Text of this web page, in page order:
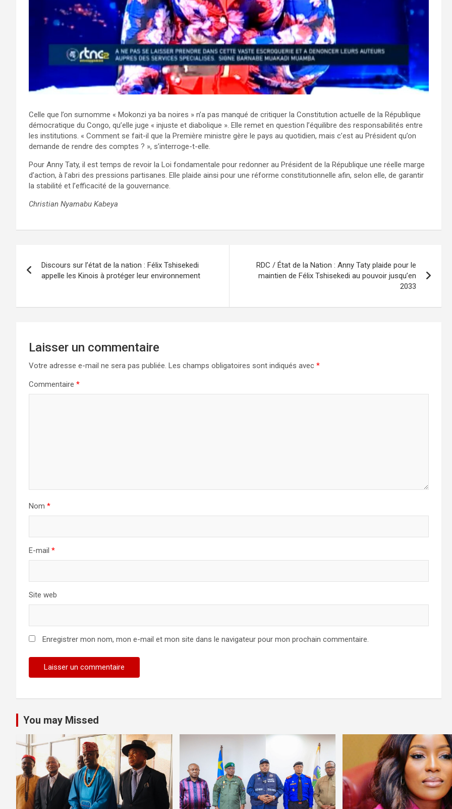
Celle que l’on surnomme « Mokonzi ya ba noires » n’a pas manqué de critiquer la Constitution actuelle de la République
démocratique du Congo, qu’elle juge « injuste et diabolique ». Elle remet en question l’équilibre des responsabilités entre
les institutions. « Comment se fait-il que la Première ministre gère le pays au quotidien, mais c’est au Président qu’on
demande de rendre des comptes ? », s’interroge-t-elle.
Pour Anny Taty, il est temps de revoir la Loi fondamentale pour redonner au Président de la République une réelle marge
d’action, à l’abri des pressions partisanes. Elle plaide ainsi pour une réforme constitutionnelle afin, selon elle, de garantir
la stabilité et l’efficacité de la gouvernance.
Christian Nyamabu Kabeya
de
Discours sur l’état de la nation : Félix Tshisekedi
appelle les Kinois à protéger leur environnement
RDC / État de la Nation : Anny Taty plaide pour le
maintien de Félix Tshisekedi au pouvoir jusqu’en
2033
Laisser un commentaire
Votre adresse e-mail ne sera pas publiée. Les champs obligatoires sont indiqués avec *
Commentaire *
Nom *
E-mail *
Site web
Enregistrer mon nom, mon e-mail et mon site dans le navigateur pour mon prochain commentaire.
You may Missed